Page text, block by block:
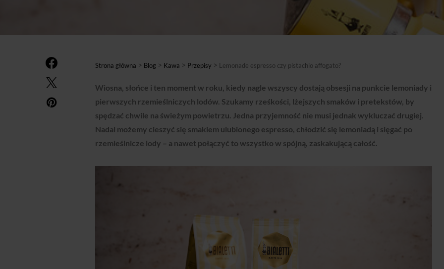
Strona główna > Blog > Kawa > Przepisy > Lemonade espresso czy pistachio affogato?
Wiosna, słońce i ten moment w roku, kiedy nagle wszyscy dostają obsesji na punkcie lemoniady i
pierwszych rzemieślniczych lodów. Szukamy rześkości, lżejszych smaków i pretekstów, by
spędzać chwile na świeżym powietrzu. Jedna przyjemność nie musi jednak wykluczać drugiej.
Nadal możemy cieszyć się smakiem ulubionego espresso, chłodzić się lemoniadą i sięgać po
rzemieślnicze lody – a nawet połączyć to wszystko w spójną, zaskakującą całość.